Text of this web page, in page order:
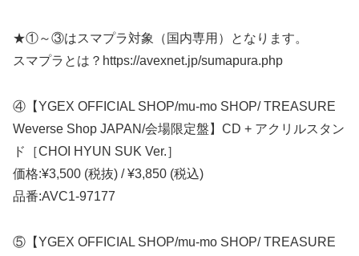
★①～③はスマプラ対象（国内専用）となります。
スマプラとは？https://avexnet.jp/sumapura.php
④【YGEX OFFICIAL SHOP/mu-mo SHOP/ TREASURE
Weverse Shop JAPAN/会場限定盤】CD + アクリルスタン
ド［CHOI HYUN SUK Ver.］
価格:¥3,500 (税抜) / ¥3,850 (税込)
品番:AVC1-97177
⑤【YGEX OFFICIAL SHOP/mu-mo SHOP/ TREASURE